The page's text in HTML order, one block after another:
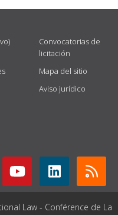
Convocatorias de
licitación
Mapa del sitio
Aviso jurídico
Law - Conférence de La